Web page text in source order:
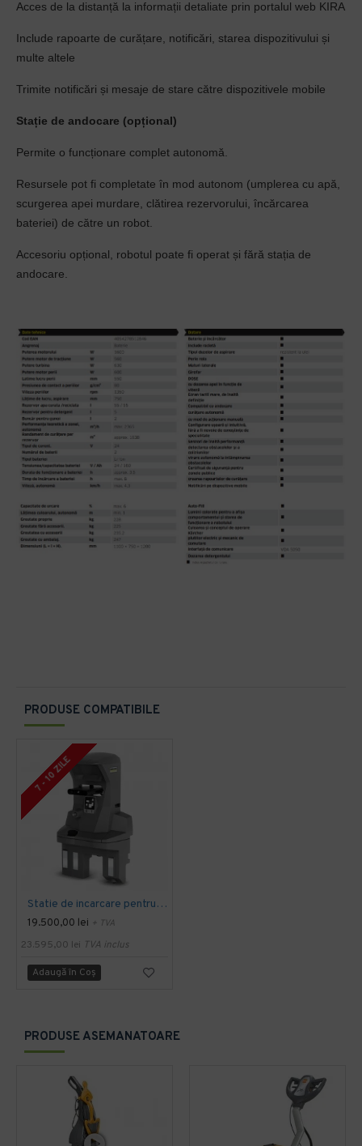
PRODUSE COMPATIBILE
7 - 10 ZILE
Statie de incarcare pentru KIRA B 50 KARCHER
19.500,00 lei + TVA
23.595,00 lei TVA inclus
Adaugă în Coş
PRODUSE ASEMANATOARE
Acces de la distanță la informații detaliate prin portalul web KIRA
Include rapoarte de curățare, notificări, starea dispozitivului și
multe altele
Trimite notificări și mesaje de stare către dispozitivele mobile
Stație de andocare (opțional)
Permite o funcționare complet autonomă.
Resursele pot fi completate în mod autonom (umplerea cu apă,
scurgerea apei murdare, clătirea rezervorului, încărcarea
bateriei) de către un robot.
Accesoriu opțional, robotul poate fi operat și fără stația de
andocare.